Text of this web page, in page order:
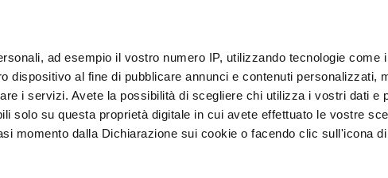
ad esempio il vostro numero IP, utilizzando tecnologie come
dispositivo al fine di pubblicare annunci e contenuti personalizzati,
i servizi. Avete la possibilità di scegliere chi utilizza i vostri dati e
solo su questa proprietà digitale in cui avete effettuato le vostre
momento dalla Dichiarazione sui cookie o facendo clic sull'icona
Шоковые
охладители
Выставка и
продажа
мойка и